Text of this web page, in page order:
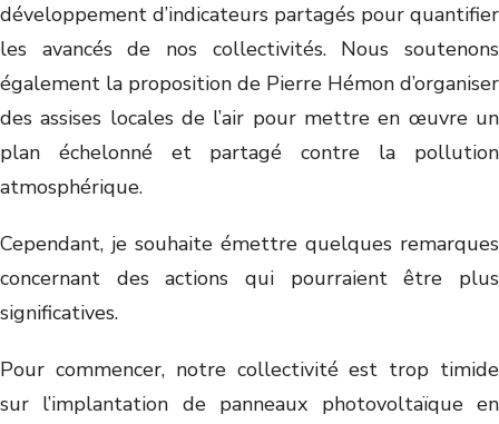
développement d’indicateurs partagés pour quantifier
les avancés de nos collectivités. Nous soutenons
également la proposition de Pierre Hémon d’organiser
des assises locales de l’air pour mettre en œuvre un
plan échelonné et partagé contre la pollution
atmosphérique.
Cependant, je souhaite émettre quelques remarques
concernant des actions qui pourraient être plus
significatives.
Pour commencer, notre collectivité est trop timide
sur l’implantation de panneaux photovoltaïque en